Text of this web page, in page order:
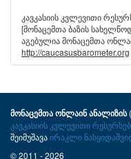
კავკასიის კვლევითი
[მონაცემთა ბაზის
აგებულია მონაცემთა
http://caucasusbarometer.org
მონაცემთა ონლაინ ანალიზის
კავკასიის კვლევითი
შეიმუშავაირაკლი
© 2011 - 2026